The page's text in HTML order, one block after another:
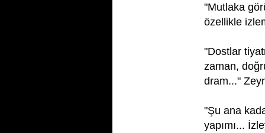
"Mutlaka
özellikle
"Dostlar
zaman,
dram..."
"Şu ana
yapımı...